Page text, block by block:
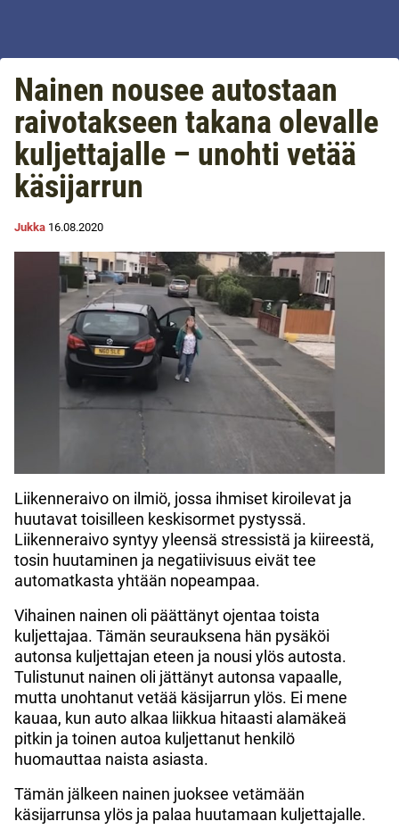
Nainen nousee autostaan
raivotakseen takana olevalle
kuljettajalle – unohti vetää
käsijarrun
Jukka 16.08.2020
Liikenneraivo on ilmiö, jossa ihmiset kiroilevat ja
huutavat toisilleen keskisormet pystyssä.
Liikenneraivo syntyy yleensä stressistä ja kiireestä,
tosin huutaminen ja negatiivisuus eivät tee
automatkasta yhtään nopeampaa.
Vihainen nainen oli päättänyt ojentaa toista
kuljettajaa. Tämän seurauksena hän pysäköi
autonsa kuljettajan eteen ja nousi ylös autosta.
Tulistunut nainen oli jättänyt autonsa vapaalle,
mutta unohtanut vetää käsijarrun ylös. Ei mene
kauaa, kun auto alkaa liikkua hitaasti alamäkeä
pitkin ja toinen autoa kuljettanut henkilö
huomauttaa naista asiasta.
Tämän jälkeen nainen juoksee vetämään
käsijarrunsa ylös ja palaa huutamaan kuljettajalle.